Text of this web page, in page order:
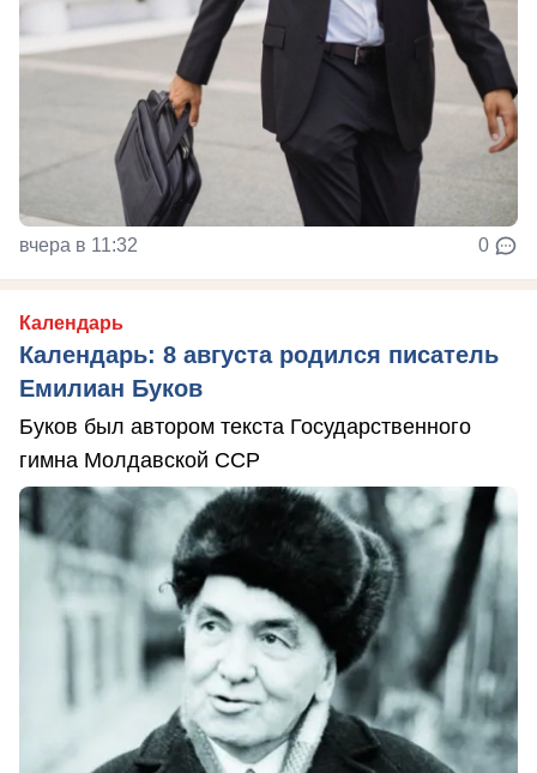
вчера в 11:32 0
Календарь
Календарь: 8 августа родился писатель
Емилиан Буков
Буков был автором текста Государственного
гимна Молдавской ССР